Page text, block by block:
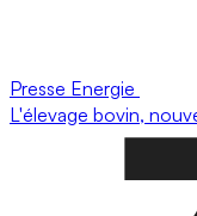
Presse Energie
L'élevage bovin,